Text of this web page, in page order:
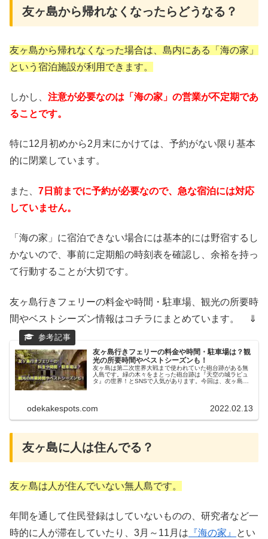
友ヶ島から帰れなくなったらどうなる？
友ヶ島から帰れなくなった場合は、島内にある「海の家」
という宿泊施設が利用できます。
しかし、 注意が必要なのは「海の家」の営業が不定期であ
ることです。
特に12月初めから2月末にかけては、予約がない限り基本
的に閉業しています。
また、 7日前までに予約が必要なので、急な宿泊には対応
していません。
「海の家」に宿泊できない場合には基本的には野宿するし
かないので、事前に定期船の時刻表を確認し、余裕を持っ
て行動することが大切です。
友ヶ島行きフェリーの料金や時間・駐車場、観光の所要時
間やベストシーズン情報はコチラにまとめています。 ⇓
友ヶ島行きフェリーの料金や時間・駐車場は？観
光の所要時間やベストシーズンも！
友ヶ島は第二次世界大戦まで使われていた砲台跡がある無
人島です。緑の木々をまとった砲台跡は『天空の城ラピュ
タ』の世界！とSNSで人気があります。今回は、友ヶ島行
odekakespots.com 2022.02.13
友ヶ島に人は住んでる？
友ヶ島は人が住んでいない無人島です。
年間を通して住民登録はしていないものの、研究者など一
時的に人が滞在していたり、3月～11月は 『海の家』
とい